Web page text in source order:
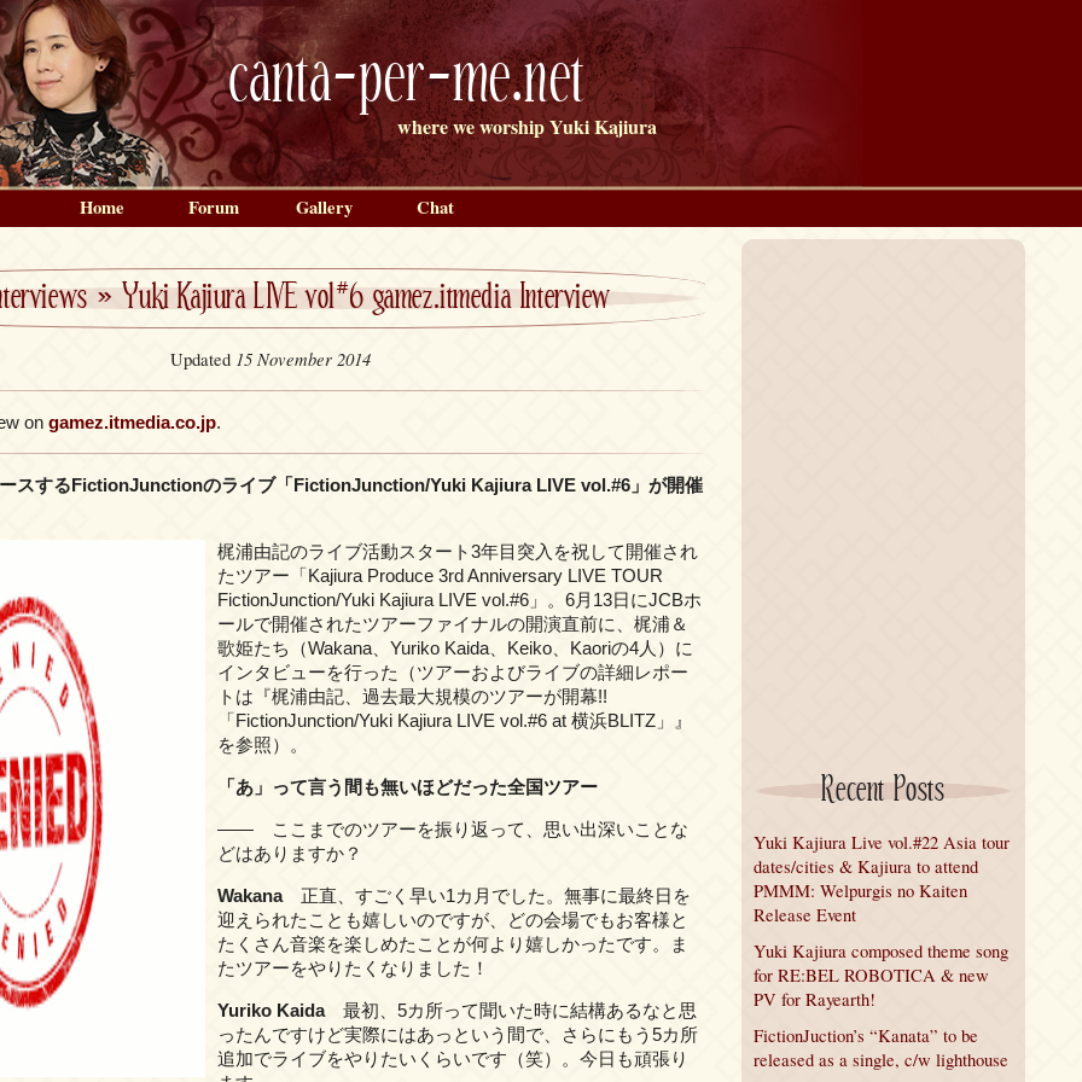
canta-per-me.net
where we worship Yuki Kajiura
»Yuki Kajiura LIVE vol#6 gamez.itmedia Interview
Updated 15 November 2014
on gamez.itmedia.co.jp.
スするFictionJunctionのライブ「FictionJunction/Yuki Kajiura LIVE vol.#6」が開催
梶浦由記のライブ活動スタート3年目突入を祝して開催され
たツアー「Kajiura Produce 3rd Anniversary LIVE TOUR
FictionJunction/Yuki Kajiura LIVE vol.#6」。6月13日にJCBホ
ールで開催されたツアーファイナルの開演直前に、梶浦＆
歌姫たち（Wakana、Yuriko Kaida、Keiko、Kaoriの4人）に
インタビューを行った（ツアーおよびライブの詳細レポー
トは『梶浦由記、過去最大規模のツアーが開幕!!
「FictionJunction/Yuki Kajiura LIVE vol.#6 at 横浜BLITZ」』
を参照）。
「あ」って言う間も無いほどだった全国ツアー
―― ここまでのツアーを振り返って、思い出深いことな
どはありますか？
Wakana正直、すごく早い1カ月でした。無事に最終日を
迎えられたことも嬉しいのですが、どの会場でもお客様と
たくさん音楽を楽しめたことが何より嬉しかったです。ま
たツアーをやりたくなりました！
Yuriko Kaida最初、5カ所って聞いた時に結構あるなと思
ったんですけど実際にはあっという間で、さらにもう5カ所
追加でライブをやりたいくらいです（笑）。今日も頑張り
Home Forum Gallery Chat
Recent Posts
Yuki Kajiura Live vol.#22 Asia tour
dates/cities & Kajiura to attend
PMMM: Welpurgis no Kaiten
Release Event
Yuki Kajiura composed theme song
for RE:BEL ROBOTICA & new
PV for Rayearth!
FictionJuction’s “Kanata” to be
released as a single, c/w lighthouse